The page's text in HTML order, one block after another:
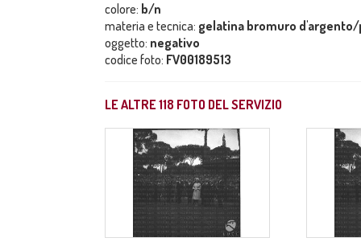
colore: b/n
materia e tecnica: gelatina bromuro
oggetto: negativo
codice foto: FV00189513
LE ALTRE118 FOTO DEL SERVIZIO